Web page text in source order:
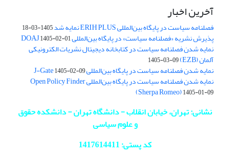
آخرین اخبار
فصلنامه سیاست در پایگاه بین‌المللی ERIH PLUS نمایه شد 1405-03-18
پذیرش نشریه «فصلنامه سیاست» در پایگاه بین‌المللی DOAJ1405-02-01
نمایه شدن فصلنامه سیاست در کتابخانه دیجیتال نشریات الکترونیکی
آلمان (EZB) 1405-03-09
نمایه شدن فصلنامه سیاست در پایگاه بین‌المللی J-Gate1405-02-09
نمایه شدن فصلنامه سیاست در پایگاه بین‌المللی Open Policy Finder
(Sherpa Romeo)1405-01-09
نشانی: تهران، خیابان انقلاب - دانشگاه تهران - دانشکده حقوق
و علوم سیاسی
کد پستی: 1417614411